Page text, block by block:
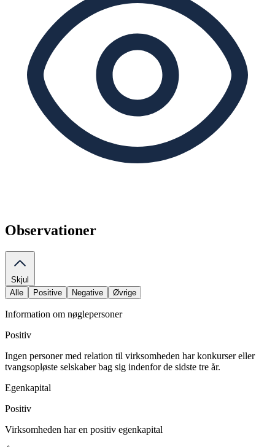
Observationer
Skjul
Alle
Positive Negative Øvrige
Information om nøglepersoner
Positiv
Ingen personer med relation til virksomheden har konkurser eller
tvangsopløste selskaber bag sig indenfor de sidste tre år.
Egenkapital
Positiv
Virksomheden har en positiv egenkapital